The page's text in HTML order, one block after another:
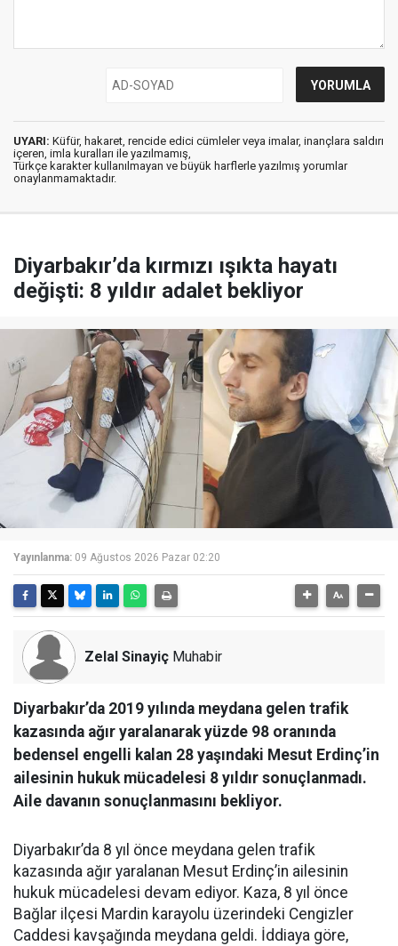
UYARI: Küfür, hakaret, rencide edici cümleler veya imalar, inançlara saldırı
içeren, imla kuralları ile yazılmamış,
Türkçe karakter kullanılmayan ve büyük harflerle yazılmış yorumlar
onaylanmamaktadır.
Diyarbakır’da kırmızı ışıkta hayatı
değişti: 8 yıldır adalet bekliyor
Yayınlanma: 09 Ağustos 2026 Pazar 02:20
Zelal Sinayiç Muhabir
Diyarbakır’da 2019 yılında meydana gelen trafik
kazasında ağır yaralanarak yüzde 98 oranında
bedensel engelli kalan 28 yaşındaki Mesut Erdinç’in
ailesinin hukuk mücadelesi 8 yıldır sonuçlanmadı.
Aile davanın sonuçlanmasını bekliyor.
Diyarbakır’da 8 yıl önce meydana gelen trafik
kazasında ağır yaralanan Mesut Erdinç’in ailesinin
hukuk mücadelesi devam ediyor. Kaza, 8 yıl önce
Bağlar ilçesi Mardin karayolu üzerindeki Cengizler
Caddesi kavşağında meydana geldi. İddiaya göre,